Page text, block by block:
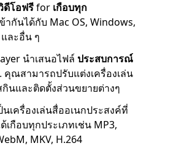
ดีโอฟรีfor เกือบทุก
ข้ากันได้กับ Mac OS, Windows,
ละอื่น ๆ
นำเสนอไฟล์ ประสบการณ์
. คุณสามารถปรับแต่งเครื่องเล่น
กินและติดตั้งส่วนขยายต่างๆ
เครื่องเล่นสื่ออเนกประสงค์ที่
เกือบทุกประเภทเช่น MP3,
MKV, H.264